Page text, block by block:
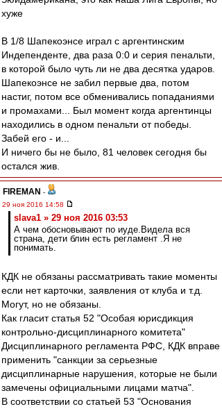
хуже
В 1/8 Шапекоэнсе играл с аргентинским
Индепенденте, два раза 0:0 и серия пенальти,
в которой было чуть ли не два десятка ударов.
Шапекоэнсе не забил первые два, потом
настиг, потом все обменивались попаданиями
и промахами... Был момент когда аргентинцы
находились в одном пенальти от победы.
Забей его - и...
И ничего бы не было, 81 человек сегодня бы
остался жив.
FIREMAN -
29 ноя 2016 14:58
slava1 » 29 ноя 2016 03:53
А чем обосновывают по иуде.Видела вся
страна, дети блин есть регламент .Я не
понимать.
КДК не обязаны рассматривать такие моменты
если нет карточки, заявления от клуба и т.д.
Могут, но не обязаны.
Как гласит статья 52 "Особая юрисдикция
контрольно-дисциплинарного комитета"
Дисциплинарного регламента РФС, КДК вправе
применить "санкции за серьезные
дисциплинарные нарушения, которые не были
замечены официальными лицами матча".
В соответствии со статьей 53 "Основания